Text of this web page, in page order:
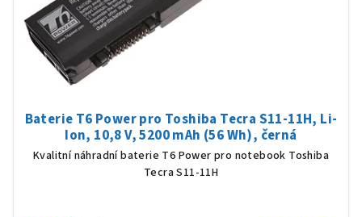
Baterie T6 Power pro Toshiba Tecra S11-11H, Li-
Ion, 10,8 V, 5200 mAh (56 Wh), černá
Kvalitní náhradní baterie T6 Power pro notebook Toshiba
Tecra S11-11H